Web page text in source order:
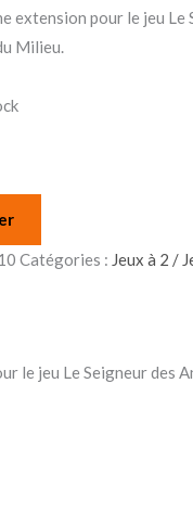
extension pour le jeu Le
Milieu.
Catégories : Jeux à 2 /
le jeu Le Seigneur des